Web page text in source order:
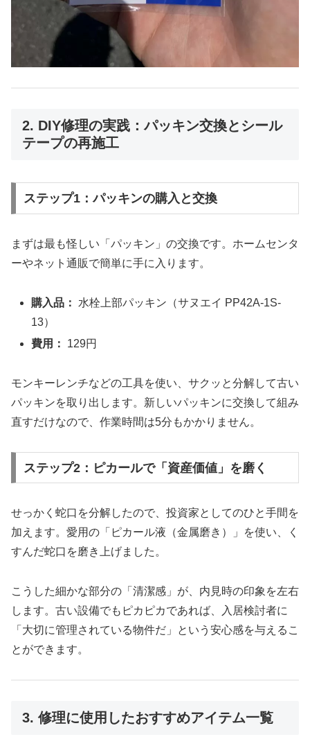
2. DIY修理の実践：パッキン交換とシール
テープの再施工
ステップ1：パッキンの購入と交換
まずは最も怪しい「パッキン」の交換です。ホームセンタ
ーやネット通販で簡単に手に入ります。
購入品：
水栓上部パッキン（サヌエイ PP42A-1S-
13）
費用：
129円
モンキーレンチなどの工具を使い、サクッと分解して古い
パッキンを取り出します。新しいパッキンに交換して組み
直すだけなので、作業時間は5分もかかりません。
ステップ2：ピカールで「資産価値」を磨く
せっかく蛇口を分解したので、投資家としてのひと手間を
加えます。愛用の「ピカール液（金属磨き）」を使い、く
すんだ蛇口を磨き上げました。
こうした細かな部分の「清潔感」が、内見時の印象を左右
します。古い設備でもピカピカであれば、入居検討者に
「大切に管理されている物件だ」という安心感を与えるこ
とができます。
3. 修理に使用したおすすめアイテム一覧